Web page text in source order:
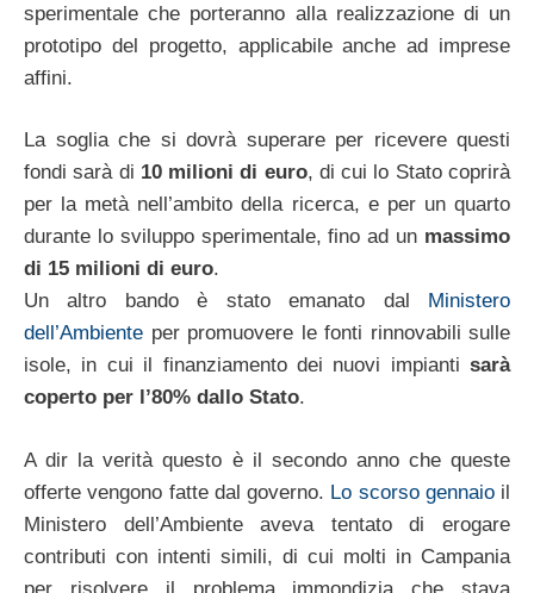
sperimentale che porteranno alla realizzazione di un
prototipo del progetto, applicabile anche ad imprese
affini.
La soglia che si dovrà superare per ricevere questi
fondi sarà di 10 milioni di euro, di cui lo Stato coprirà
per la metà nell’ambito della ricerca, e per un quarto
durante lo sviluppo sperimentale, fino ad un massimo
di 15 milioni di euro.
Un altro bando è stato emanato dal Ministero
dell’Ambiente per promuovere le fonti rinnovabili sulle
isole, in cui il finanziamento dei nuovi impianti sarà
coperto per l’80% dallo Stato.
A dir la verità questo è il secondo anno che queste
offerte vengono fatte dal governo. Lo scorso gennaioil
Ministero dell’Ambiente aveva tentato di erogare
contributi con intenti simili, di cui molti in Campania
per risolvere il problema immondizia che stava